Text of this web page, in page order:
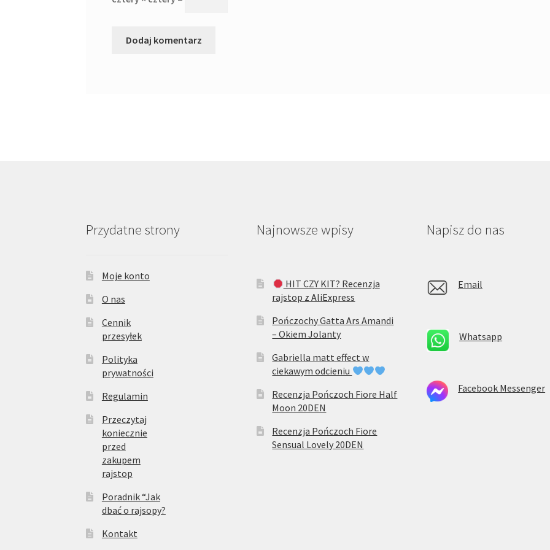
Przydatne strony
Moje konto
O nas
Cennik
przesyłek
Polityka
prywatności
Regulamin
Przeczytaj
koniecznie
przed
zakupem
rajstop
Poradnik “Jak
dbać o rajsopy?
Kontakt
Najnowsze wpisy
HIT CZY KIT? Recenzja
rajstop z AliExpress
Pończochy Gatta Ars Amandi
– Okiem Jolanty
Gabriella matt effect w
ciekawym odcieniu
Recenzja Pończoch Fiore Half
Moon 20DEN
Recenzja Pończoch Fiore
Sensual Lovely 20DEN
Napisz do nas
Email
Whatsapp
Facebook Messenger